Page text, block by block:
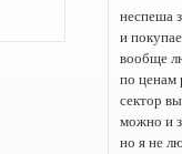
неспеша
и
вообще
по ценам
сектор
можно и
но я не